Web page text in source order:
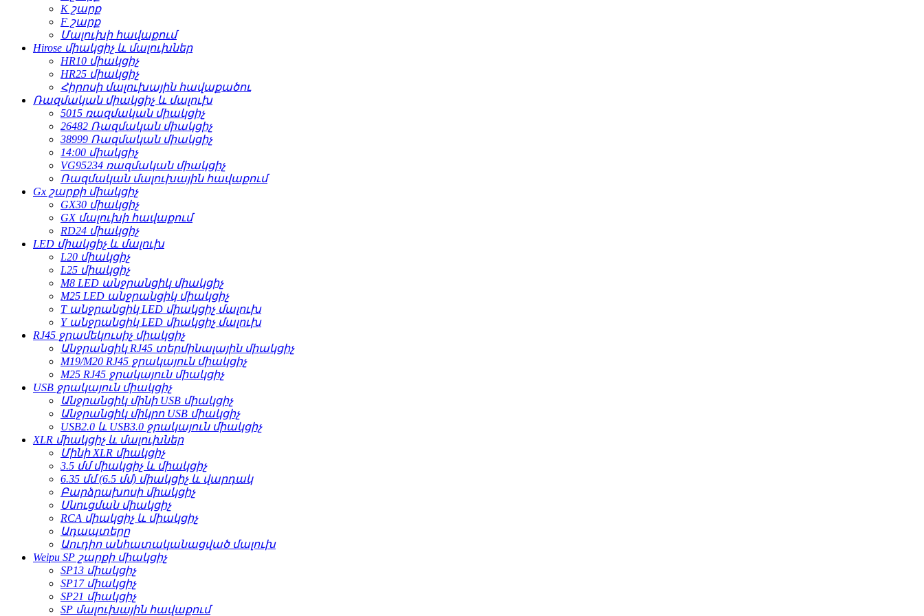
K շարք
F շարք
Մալուխի հավաքում
Hirose միակցիչ և մալուխներ
HR10 միակցիչ
HR25 միակցիչ
Հիրոսի մալուխային հավաքածու
Ռազմական միակցիչ և մալուխ
5015 ռազմական միակցիչ
26482 Ռազմական միակցիչ
38999 Ռազմական միակցիչ
14:00 միակցիչ
VG95234 ռազմական միակցիչ
Ռազմական մալուխային հավաքում
Gx շարքի միակցիչ
GX30 միակցիչ
GX մալուխի հավաքում
RD24 միակցիչ
LED միակցիչ և մալուխ
L20 միակցիչ
L25 միակցիչ
M8 LED անջրանցիկ միակցիչ
M25 LED անջրանցիկ միակցիչ
T անջրանցիկ LED միակցիչ մալուխ
Y անջրանցիկ LED միակցիչ մալուխ
RJ45 ջրամեկուսիչ միակցիչ
Անջրանցիկ RJ45 տերմինալային միակցիչ
M19/M20 RJ45 ջրակայուն միակցիչ
M25 RJ45 ջրակայուն միակցիչ
USB ջրակայուն միակցիչ
Անջրանցիկ մինի USB միակցիչ
Անջրանցիկ միկրո USB միակցիչ
USB2.0 և USB3.0 ջրակայուն միակցիչ
XLR միակցիչ և մալուխներ
Մինի XLR միակցիչ
3.5 մմ միակցիչ և միակցիչ
6.35 մմ (6.5 մմ) միակցիչ և վարդակ
Բարձրախոսի միակցիչ
Սնուցման միակցիչ
RCA միակցիչ և միակցիչ
Ադապտերը
Աուդիո անհատականացված մալուխ
Weipu SP շարքի միակցիչ
SP13 միակցիչ
SP17 միակցիչ
SP21 միակցիչ
SP մալուխային հավաքում